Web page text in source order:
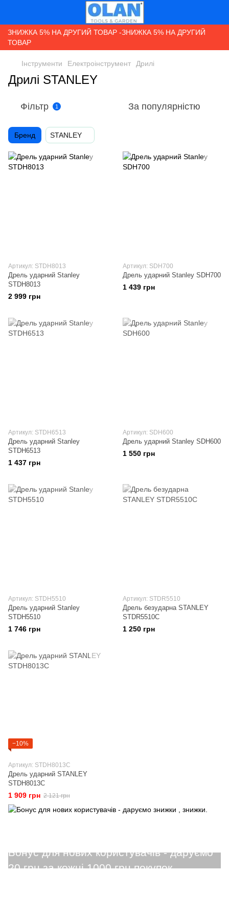
ЗНИЖКА 5% НА ДРУГИЙ ТОВАР -ЗНИЖКА 5% НА ДРУГИЙ
ТОВАР
Інструменти Електроінструмент Дрилі
Дрилі STANLEY
Фільтр 1 За популярністю
Бренд STANLEY
Артикул: STDH8013
Дрель ударний Stanley
STDH8013
2 999 грн
Артикул: SDH700
Дрель ударний Stanley SDH700
1 439 грн
Артикул: STDH6513
Дрель ударний Stanley
STDH6513
1 437 грн
Артикул: SDH600
Дрель ударний Stanley SDH600
1 550 грн
Артикул: STDH5510
Дрель ударний Stanley
STDH5510
1 746 грн
Артикул: STDR5510
Дрель безударна STANLEY
STDR5510C
1 250 грн
−10%
Артикул: STDH8013C
Дрель ударний STANLEY
STDH8013C
1 909 грн 2 121 грн